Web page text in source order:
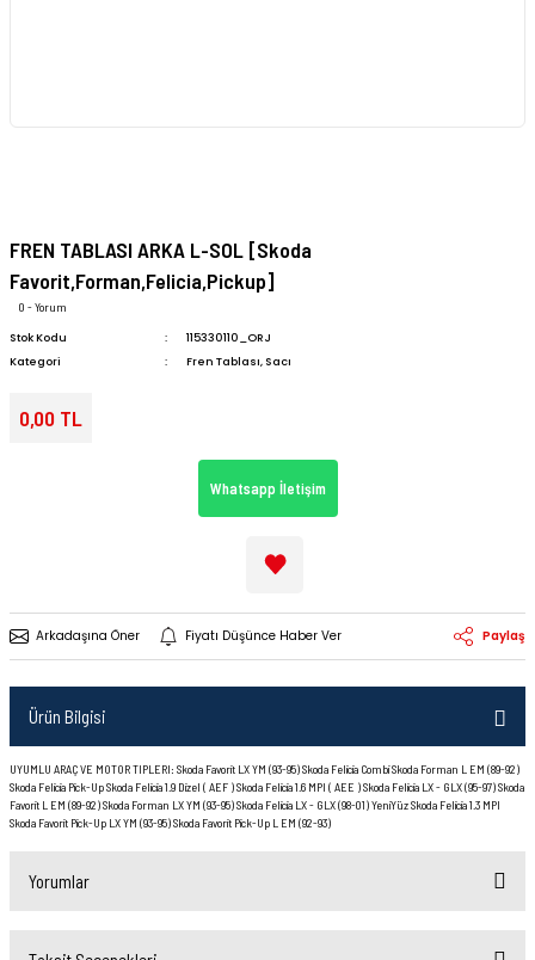
FREN TABLASI ARKA L-SOL [Skoda
Favorit,Forman,Felicia,Pickup]
0 - Yorum
Stok Kodu
115330110_ORJ
Kategori
Fren Tablası, Sacı
0,00 TL
Whatsapp İletişim
Arkadaşına Öner Fiyatı Düşünce Haber Ver Paylaş
Ürün Bilgisi
UYUMLU ARAÇ VE MOTOR TIPLERI: Skoda Favorit LX YM (93-95) Skoda Felicia Combi Skoda Forman L EM (89-92)
Skoda Felicia Pick-Up Skoda Felicia 1.9 Dizel ( AEF ) Skoda Felicia 1.6 MPI ( AEE ) Skoda Felicia LX - GLX (95-97) Skoda
Favorit L EM (89-92) Skoda Forman LX YM (93-95) Skoda Felicia LX - GLX (98-01) YeniYüz Skoda Felicia 1.3 MPI
Skoda Favorit Pick-Up LX YM (93-95) Skoda Favorit Pick-Up L EM (92-93)
Yorumlar